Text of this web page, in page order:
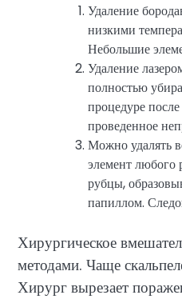
Удаление
низкими
Небольшие
Удаление
полностью
процедуре
проведенное
Можно удалять
элемент любого
рубцы,
папиллом.
Хирургическое
методами. Чаще
Хирург вырезает